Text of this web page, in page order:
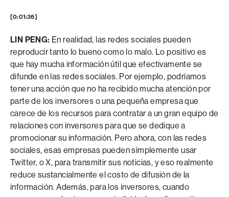
[0:01:36]
LIN PENG: En realidad, las redes sociales pueden
reproducir tanto lo bueno como lo malo. Lo positivo es
que hay mucha información útil que efectivamente se
difunde en las redes sociales. Por ejemplo, podríamos
tener una acción que no ha recibido mucha atención por
parte de los inversores o una pequeña empresa que
carece de los recursos para contratar a un gran equipo de
relaciones con inversores para que se dedique a
promocionar su información. Pero ahora, con las redes
sociales, esas empresas pueden simplemente usar
Twitter, o X, para transmitir sus noticias, y eso realmente
reduce sustancialmente el costo de difusión de la
información. Además, para los inversores, cuando